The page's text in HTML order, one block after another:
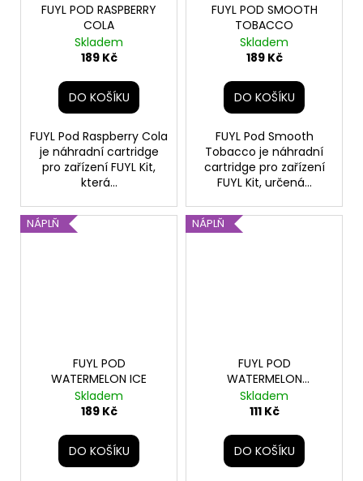
FUYL POD RASPBERRY
COLA
Skladem
189 Kč
DO KOŠÍKU
FUYL Pod Raspberry Cola
je náhradní cartridge
pro zařízení FUYL Kit,
která...
FUYL POD SMOOTH
TOBACCO
Skladem
189 Kč
DO KOŠÍKU
FUYL Pod Smooth
Tobacco je náhradní
cartridge pro zařízení
FUYL Kit, určená...
NÁPLŇ
FUYL POD
WATERMELON ICE
Skladem
189 Kč
DO KOŠÍKU
NÁPLŇ
FUYL POD
WATERMELON
POMEGRANATE
Skladem
111 Kč
DO KOŠÍKU